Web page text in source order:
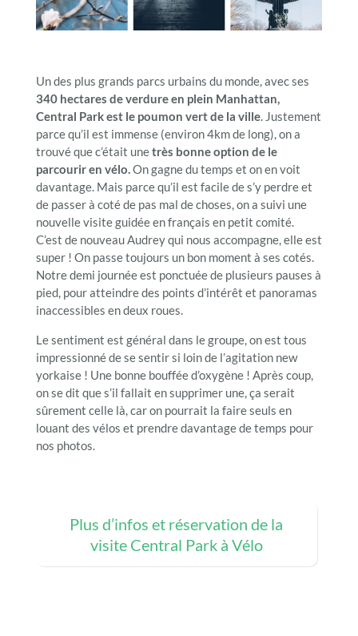
Un des plus grands parcs urbains du monde, avec ses
340 hectares de verdure en plein Manhattan,
Central Park est le poumon vert de la ville. Justement
parce qu’il est immense (environ 4km de long), on a
trouvé que c’était unetrès bonne option de le
parcourir en vélo.On gagne du temps et on en voit
davantage. Mais parce qu’il est facile de s’y perdre et
de passer à coté de pas mal de choses, on a suivi une
nouvelle visite guidée en français en petit comité.
C’est de nouveau Audrey qui nous accompagne, elle est
super ! On passe toujours un bon moment à ses cotés.
Notre demi journée est ponctuée de plusieurs pauses à
pied, pour atteindre des points d’intérêt et panoramas
inaccessibles en deux roues.
Le sentiment est général dans le groupe, on est tous
impressionné de se sentir si loin de l’agitation new
yorkaise ! Une bonne bouffée d’oxygène ! Après coup,
on se dit que s’il fallait en supprimer une, ça serait
sûrement celle là, car on pourrait la faire seuls en
louant des vélos et prendre davantage de temps pour
nos photos.
Plus d’infos et réservation de la
visite Central Park à Vélo